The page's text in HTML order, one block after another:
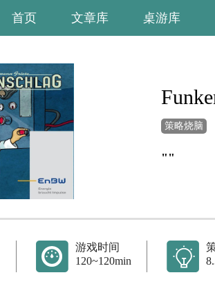
首页 文章库 桌游库
策略烧脑
""
游戏时间
120~120min